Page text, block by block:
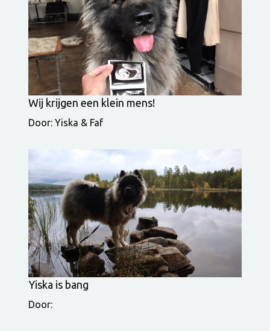
Wij krijgen een klein mens!
Door: Yiska & Faf
Yiska is bang
Door: